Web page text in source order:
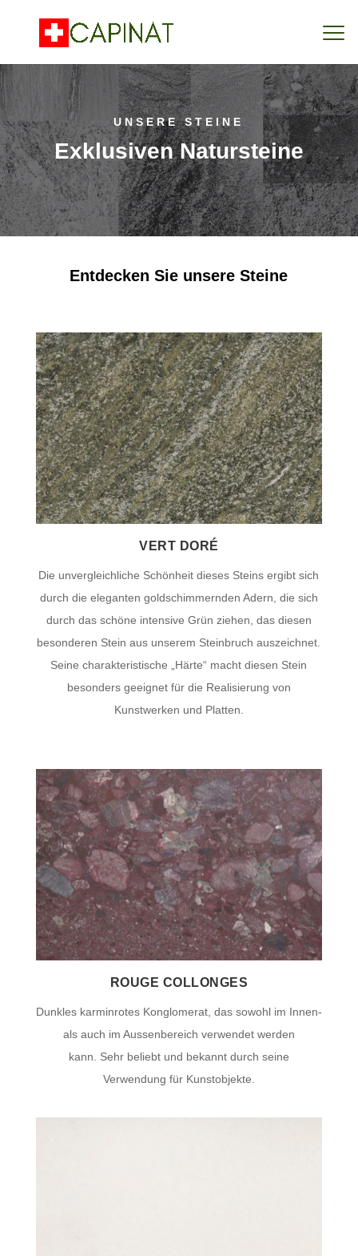
UNSERE STEINE
Exklusiven Natursteine
Entdecken Sie unsere Steine
VERT DORÉ
Die unvergleichliche Schönheit dieses Steins ergibt sich
durch die eleganten goldschimmernden Adern, die sich
durch das schöne intensive Grün ziehen, das diesen
besonderen Stein aus unserem Steinbruch auszeichnet.
Seine charakteristische „Härte“ macht diesen Stein
besonders geeignet für die Realisierung von
Kunstwerken und Platten.
ROUGE COLLONGES
Dunkles karminrotes Konglomerat, das sowohl im Innen-
als auch im Aussenbereich verwendet werden
kann. Sehr beliebt und bekannt durch seine
Verwendung für Kunstobjekte.